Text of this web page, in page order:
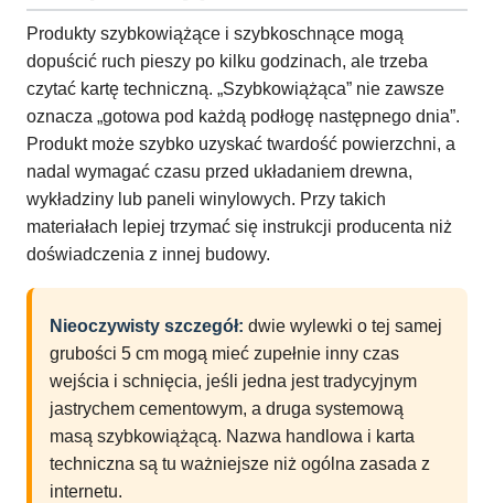
Produkty szybkowiążące i szybkoschnące mogą
dopuścić ruch pieszy po kilku godzinach, ale trzeba
czytać kartę techniczną. „Szybkowiążąca” nie zawsze
oznacza „gotowa pod każdą podłogę następnego dnia”.
Produkt może szybko uzyskać twardość powierzchni, a
nadal wymagać czasu przed układaniem drewna,
wykładziny lub paneli winylowych. Przy takich
materiałach lepiej trzymać się instrukcji producenta niż
doświadczenia z innej budowy.
Nieoczywisty szczegół: dwie wylewki o tej samej
grubości 5 cm mogą mieć zupełnie inny czas
wejścia i schnięcia, jeśli jedna jest tradycyjnym
jastrychem cementowym, a druga systemową
masą szybkowiążącą. Nazwa handlowa i karta
techniczna są tu ważniejsze niż ogólna zasada z
internetu.